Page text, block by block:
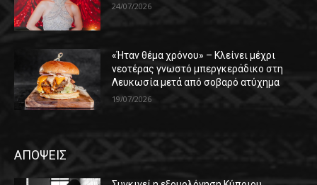
24/07/2026
«Ήταν θέμα χρόνου» – Κλείνει μέχρι
νεοτέρας γνωστό μπεργκεράδικο στη
Λευκωσία μετά από σοβαρό ατύχημα
19/07/2026
ΑΠΟΨΕΙΣ